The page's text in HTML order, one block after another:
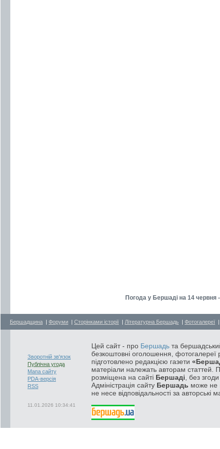
Погода у Бершаді на 14 червня
Бершадщина | Форуми | Сторінками історії | Літературна Бершадь | Фотогалереї
Зворотній зв'язок
Публічна угода
Мапа сайту
PDA-версія
RSS
11.01.2026 10:34:41
Цей сайт - про Бершадь та
безкоштовні оголошення, фотогалереї
підготовлено редакцією газети
матеріали належать авторам статтей.
розміщена на сайті Бершаді , без
Адміністрація сайту Бершадь може не
не несе відповідальності за авторські